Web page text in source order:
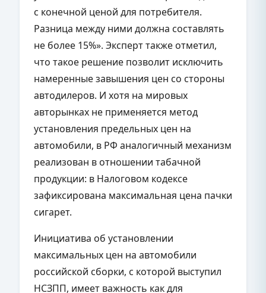
с конечной ценой для потребителя.
Разница между ними должна составлять
не более 15%». Эксперт также отметил,
что такое решение позволит исключить
намеренные завышения цен со стороны
автодилеров. И хотя на мировых
авторынках не применяется метод
установления предельных цен на
автомобили, в РФ аналогичный механизм
реализован в отношении табачной
продукции: в Налоговом кодексе
зафиксирована максимальная цена пачки
сигарет.
Инициатива об установлении
максимальных цен на автомобили
российской сборки, с которой выступил
НСЗПП, имеет важность как для